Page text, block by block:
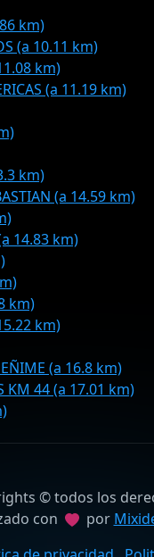
km)
(a 10.11 km)
km)
(a 11.19 km)
km)
(a 14.59 km)
14.83 km)
km)
km)
(a 16.8 km)
KM 44 (a 17.01 km)
© todos los
con
por